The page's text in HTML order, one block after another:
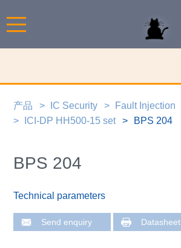
产品 IC Security
Fault Injection
ICI-DP HH500-15 set
BPS 204
BPS 204
Technical parameters
Send enquiry Datasheet